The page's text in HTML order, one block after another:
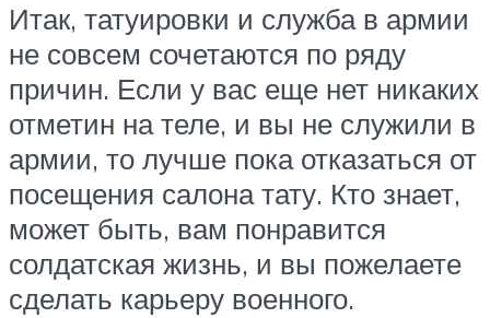
Итак, татуировки и служба в армии
не совсем сочетаются по ряду
причин. Если у вас еще нет никаких
отметин на теле, и вы не служили в
армии, то лучше пока отказаться от
посещения салона тату. Кто знает,
может быть, вам понравится
солдатская жизнь, и вы пожелаете
сделать карьеру военного.